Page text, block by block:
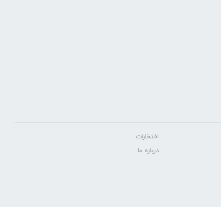
افتخارات
درباره ما